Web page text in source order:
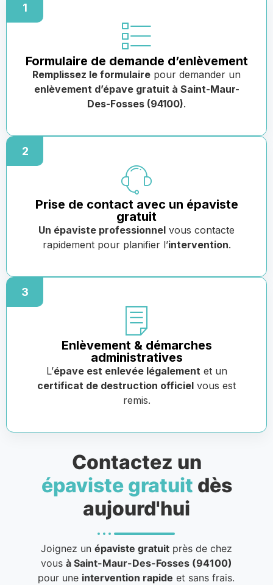
1
Formulaire de demande d’enlèvement
Remplissez le formulaire pour demander un
enlèvement d’épave gratuit à Saint-Maur-
Des-Fosses (94100).
2
Prise de contact avec un épaviste
gratuit
Un épaviste professionnel vous contacte
rapidement pour planifier l’intervention.
3
Enlèvement & démarches
administratives
L’épave est enlevée légalement et un
certificat de destruction officiel vous est
remis.
Contactez un
épaviste gratuit dès
aujourd'hui
Joignez un épaviste gratuitprès de chez
vous à Saint-Maur-Des-Fosses (94100)
pour une intervention rapide et sans frais.